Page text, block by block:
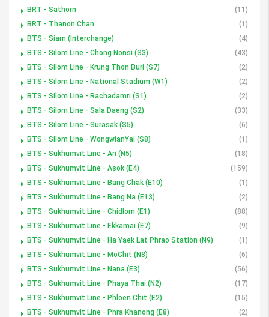
BRT - Sathorn
(11)
BRT - Thanon Chan
(1)
BTS - Siam (Interchange)
(4)
BTS - Silom Line - Chong Nonsi (S3)
(43)
BTS - Silom Line - Krung Thon Buri (S7)
(2)
BTS - Silom Line - National Stadium (W1)
(2)
BTS - Silom Line - Rachadamri (S1)
(2)
BTS - Silom Line - Sala Daeng (S2)
(33)
BTS - Silom Line - Surasak (S5)
(6)
BTS - Silom Line - WongwianYai (S8)
(1)
BTS - Sukhumvit Line - Ari (N5)
(18)
BTS - Sukhumvit Line - Asok (E4)
(159)
BTS - Sukhumvit Line - Bang Chak (E10)
(1)
BTS - Sukhumvit Line - Bang Na (E13)
(2)
BTS - Sukhumvit Line - Chidlom (E1)
(88)
BTS - Sukhumvit Line - Ekkamai (E7)
(9)
BTS - Sukhumvit Line - Ha Yaek Lat Phrao Station (N9)
(1)
BTS - Sukhumvit Line - MoChit (N8)
(6)
BTS - Sukhumvit Line - Nana (E3)
(56)
BTS - Sukhumvit Line - Phaya Thai (N2)
(17)
BTS - Sukhumvit Line - Phloen Chit (E2)
(15)
BTS - Sukhumvit Line - Phra Khanong (E8)
(2)